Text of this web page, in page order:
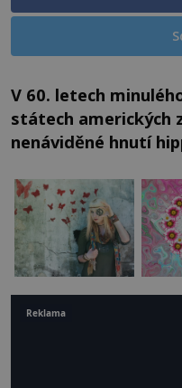
V 60. letech
státech amerických
nenáviděné hnutí
Reklama